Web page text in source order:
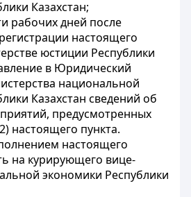
Казахстан;
рабочих дней после
настоящего
юстиции Республики
в Юридический
национальной
Казахстан сведений об
предусмотренных
настоящего пункта.
настоящего
на курирующего вице-
экономики Республики